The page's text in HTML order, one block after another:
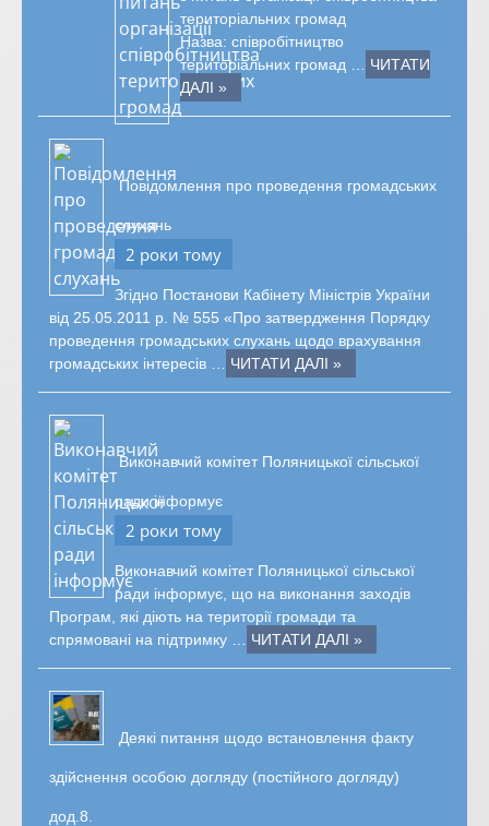
територіальних громад
Назва: співробітництво
територіальних громад …
ЧИТАТИ
ДАЛІ »
Повідомлення про проведення громадських
слухань
2 роки тому
Згідно Постанови Кабінету Міністрів України
від 25.05.2011 р. № 555 «Про затвердження Порядку
проведення громадських слухань щодо врахування
громадських інтересів …
ЧИТАТИ ДАЛІ »
Виконавчий комітет Поляницької сільської
ради інформує
2 роки тому
Виконавчий комітет Поляницької сільської
ради інформує, що на виконання заходів
Програм, які діють на території громади та
спрямовані на підтримку …
ЧИТАТИ ДАЛІ »
Деякі питання щодо встановлення факту
здійснення особою догляду (постійного догляду)
дод.8.